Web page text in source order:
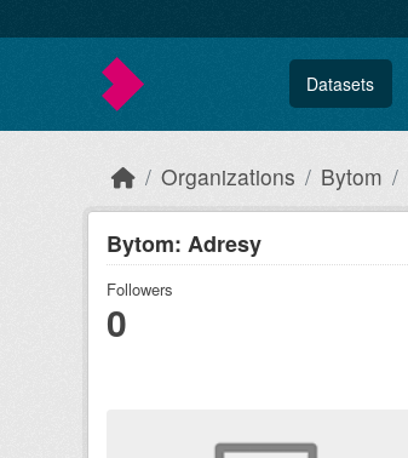
Datasets
Organizations Bytom
Bytom: Adresy
Followers
0